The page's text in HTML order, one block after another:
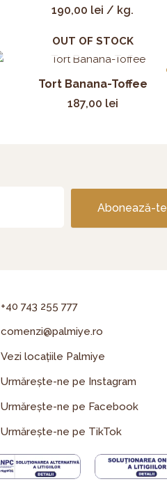
190,00 lei / kg.
OUT OF STOCK
Tort Banana-Toffee
187,00 lei
Abonează-te
+40 743 255 777
comenzi@palmiye.ro
Vezi locațiile Palmiye
Urmărește-ne pe Instagram
Urmărește-ne pe Facebook
Urmărește-ne pe TikTok